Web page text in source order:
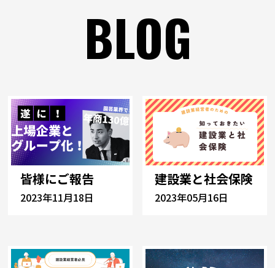
BLOG
皆様にご報告
2023年11月18日
建設業と社会保険
2023年05月16日